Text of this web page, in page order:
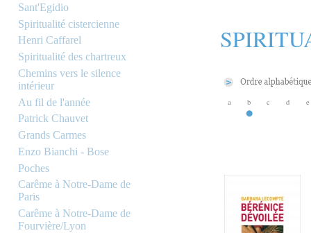
Sant'Egidio
Spiritualité cistercienne
Henri Caffarel
Spiritualité des chartreux
Chemins vers le silence
intérieur
Au fil de l'année
Patrick Chauvet
Grands Carmes
Enzo Bianchi - Bose
Poches
Carême à Notre-Dame de
Paris
Carême à Notre-Dame de
Fourvière/Lyon
a b c d e